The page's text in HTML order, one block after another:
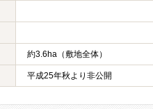
約3.6ha（敷地全体）
平成25年秋より非公開